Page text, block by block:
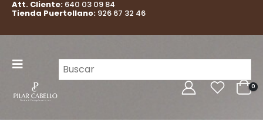
Att. Cliente: 640 03 09 84
Tienda Puertollano: 926 67 32 46
0